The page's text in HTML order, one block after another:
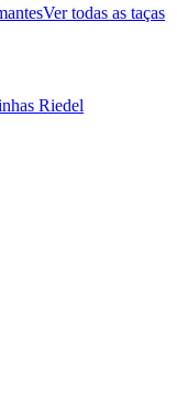
Ver todas as taças
Riedel